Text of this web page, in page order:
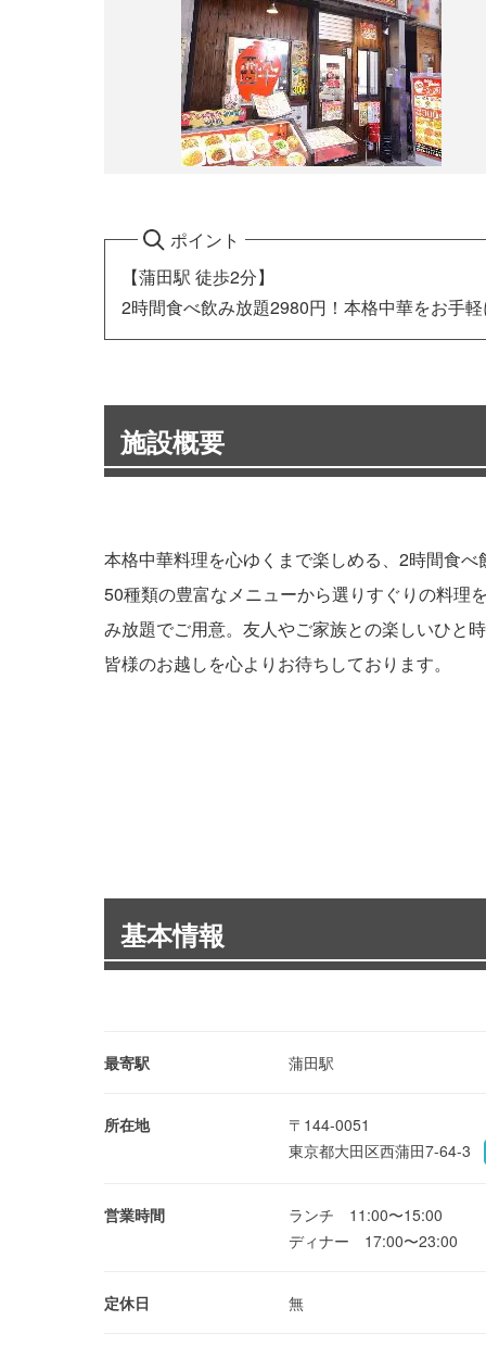
ポイント
【蒲田駅 徒歩2分】
2時間食べ飲み放題2980円！本格中華をお手
施設概要
本格中華料理を心ゆくまで楽しめる、2時間食
50種類の豊富なメニューから選りすぐりの料理
み放題でご用意。友人やご家族との楽しいひと
皆様のお越しを心よりお待ちしております。
基本情報
最寄駅 蒲田駅
所在地
〒144-0051
東京都大田区西蒲田7-64-3
営業時間
ランチ 11:00〜15:00
ディナー 17:00〜23:00
定休日 無